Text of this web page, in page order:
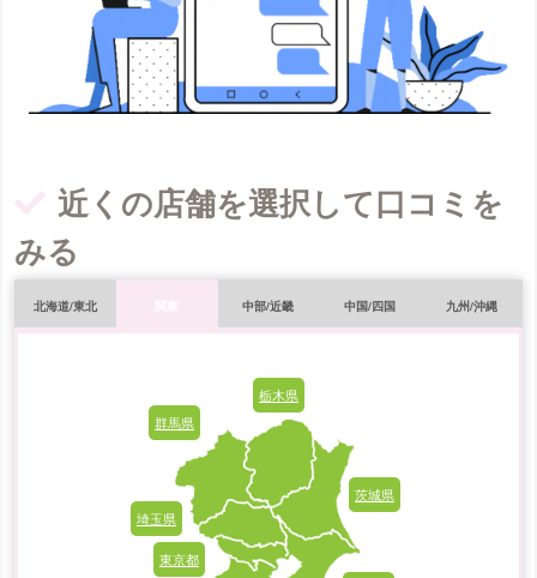
をもっと見る
近くの店舗を選択して口コミを
みる
北海道/東北 中部/近畿 中国/四国 九州/沖縄
茨城県
栃木県
群馬県
埼玉県
東京都